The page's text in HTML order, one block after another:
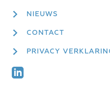
NIEUWS
CONTACT
PRIVACY